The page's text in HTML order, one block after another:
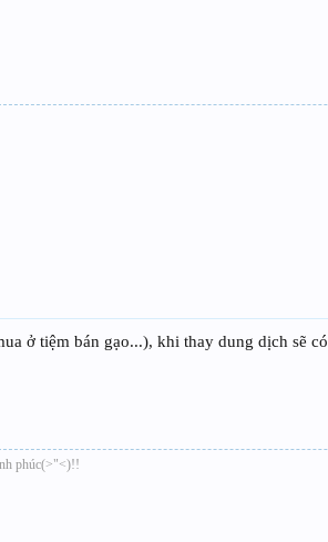
ở tiệm bán gạo...), khi thay dung dịch sẽ
phúc(>"<)!!